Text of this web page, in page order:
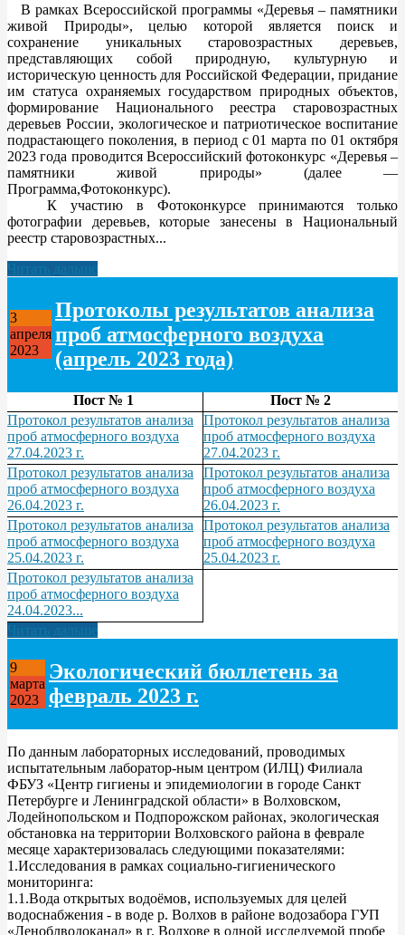
В рамках Всероссийской программы «Деревья – памятники
живой Природы», целью которой является поиск и
сохранение уникальных старовозрастных деревьев,
представляющих собой природную, культурную и
историческую ценность для Российской Федерации, придание
им статуса охраняемых государством природных объектов,
формирование Национального реестра старовозрастных
деревьев России, экологическое и патриотическое воспитание
подрастающего поколения, в период с 01 марта по 01 октября
2023 года проводится Всероссийский фотоконкурс «Деревья –
памятники живой природы» (далее —
Программа,Фотоконкурс).
К участию в Фотоконкурсе принимаются только
фотографии деревьев, которые занесены в Национальный
реестр старовозрастных...
Читать дальше
3
апреля
2023
Протоколы результатов анализа
проб атмосферного воздуха
(апрель 2023 года)
Пост № 1
Пост № 2
Протокол результатов анализа
проб атмосферного воздуха
27.04.2023 г.
Протокол результатов анализа
проб атмосферного воздуха
27.04.2023 г.
Протокол результатов анализа
проб атмосферного воздуха
26.04.2023 г.
Протокол результатов анализа
проб атмосферного воздуха
26.04.2023 г.
Протокол результатов анализа
проб атмосферного воздуха
25.04.2023 г.
Протокол результатов анализа
проб атмосферного воздуха
25.04.2023 г.
Протокол результатов анализа
проб атмосферного воздуха
24.04.2023...
Читать дальше
9
марта
2023
Экологический бюллетень за
февраль 2023 г.
По данным лабораторных исследований, проводимых
испытательным лаборатор-ным центром (ИЛЦ) Филиала
ФБУЗ «Центр гигиены и эпидемиологии в городе Санкт
Петербурге и Ленинградской области» в Волховском,
Лодейнопольском и Подпорожском районах, экологическая
обстановка на территории Волховского района в феврале
месяце характеризовалась следующими показателями:
1.Исследования в рамках социально-гигиенического
мониторинга:
1.1.Вода открытых водоёмов, используемых для целей
водоснабжения - в воде р. Волхов в районе водозабора ГУП
«Леноблводоканал» в г. Волхове в одной исследуемой пробе